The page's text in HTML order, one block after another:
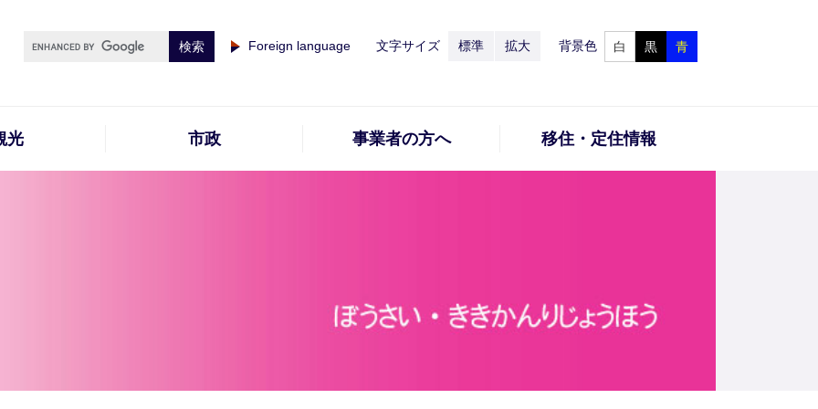
Foreign language 文字サイズ 標準 拡大 背景色 白 黒 青
光 市政 事業者の方へ 移住・定住情報